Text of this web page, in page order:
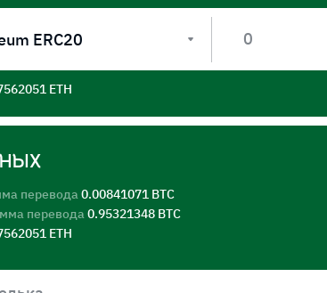
ERC20
ETH
перевода0.00841071 BTC
перевода0.95321348 BTC
ETH